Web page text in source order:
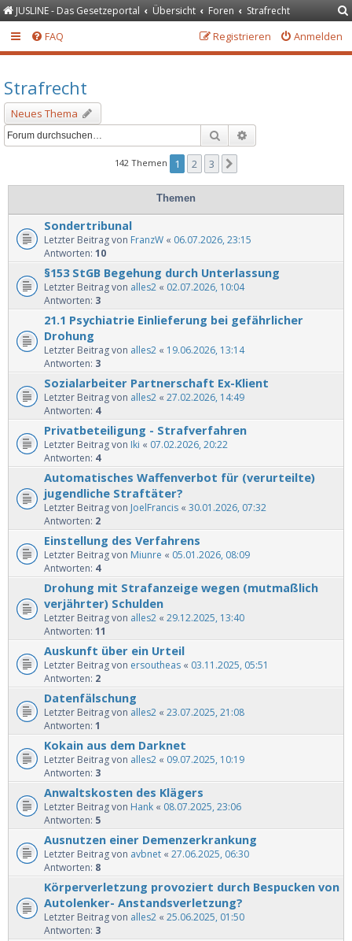
JUSLINE - Das Gesetzeportal Übersicht Foren Strafrecht
FAQ Anmelden
Registrieren
Strafrecht
Neues Thema
Suche
142 Themen 1 2 3
Themen
Sondertribunal
Letzter Beitrag von FranzW « 06.07.2026, 23:15
Antworten: 10
§153 StGB Begehung durch Unterlassung
Letzter Beitrag von alles2 « 02.07.2026, 10:04
Antworten: 3
21.1 Psychiatrie Einlieferung bei gefährlicher
Drohung
Letzter Beitrag von alles2 « 19.06.2026, 13:14
Antworten: 3
Sozialarbeiter Partnerschaft Ex-Klient
Letzter Beitrag von alles2 « 27.02.2026, 14:49
Antworten: 4
Privatbeteiligung - Strafverfahren
Letzter Beitrag von Iki « 07.02.2026, 20:22
Antworten: 4
Automatisches Waffenverbot für (verurteilte)
jugendliche Straftäter?
Letzter Beitrag von JoelFrancis « 30.01.2026, 07:32
Antworten: 2
Einstellung des Verfahrens
Letzter Beitrag von Miunre « 05.01.2026, 08:09
Antworten: 4
Drohung mit Strafanzeige wegen (mutmaßlich
verjährter) Schulden
Letzter Beitrag von alles2 « 29.12.2025, 13:40
Antworten: 11
Auskunft über ein Urteil
Letzter Beitrag von ersoutheas « 03.11.2025, 05:51
Antworten: 2
Datenfälschung
Letzter Beitrag von alles2 « 23.07.2025, 21:08
Antworten: 1
Kokain aus dem Darknet
Letzter Beitrag von alles2 « 09.07.2025, 10:19
Antworten: 3
Anwaltskosten des Klägers
Letzter Beitrag von Hank « 08.07.2025, 23:06
Antworten: 5
Ausnutzen einer Demenzerkrankung
Letzter Beitrag von avbnet « 27.06.2025, 06:30
Antworten: 8
Körperverletzung provoziert durch Bespucken von
Autolenker- Anstandsverletzung?
Letzter Beitrag von alles2 « 25.06.2025, 01:50
Antworten: 3